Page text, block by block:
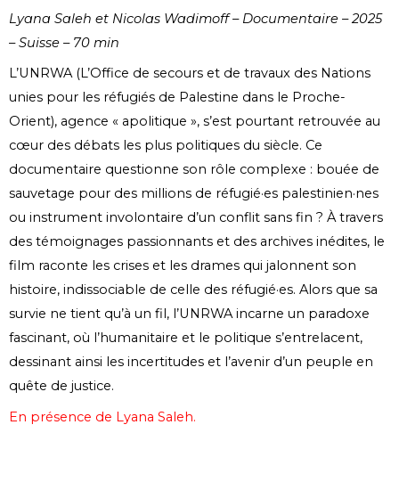
Lyana Saleh et Nicolas Wadimoff – Documentaire – 2025
– Suisse – 70 min
L’UNRWA (L’Office de secours et de travaux des Nations
unies pour les réfugiés de Palestine dans le Proche-
Orient), agence « apolitique », s’est pourtant retrouvée au
cœur des débats les plus politiques du siècle. Ce
documentaire questionne son rôle complexe : bouée de
sauvetage pour des millions de réfugié·es palestinien·nes
ou instrument involontaire d’un conflit sans fin ? À travers
des témoignages passionnants et des archives inédites, le
film raconte les crises et les drames qui jalonnent son
histoire, indissociable de celle des réfugié·es. Alors que sa
survie ne tient qu’à un fil, l’UNRWA incarne un paradoxe
fascinant, où l’humanitaire et le politique s’entrelacent,
dessinant ainsi les incertitudes et l’avenir d’un peuple en
quête de justice.
En présence de Lyana Saleh.